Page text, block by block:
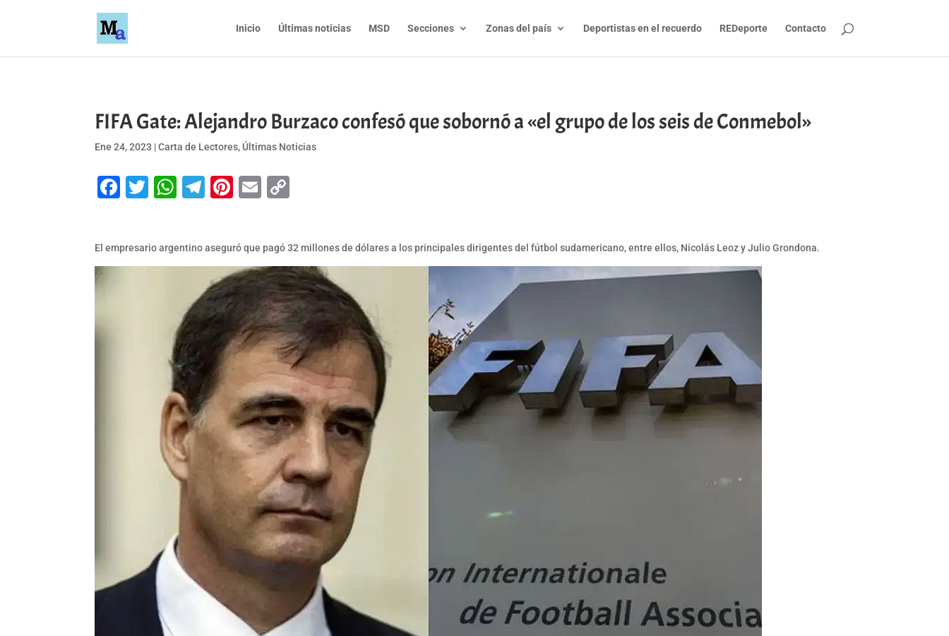
Inicio Últimas noticias MSD Secciones Zonas del país Deportistas en el recuerdo REDeporte Contacto
FIFA Gate: Alejandro Burzaco confesó que sobornó a «el grupo de los seis de Conmebol»
Ene 24, 2023 |Carta de Lectores, Últimas Noticias
Facebook
Twitter
WhatsApp
Telegram
Pinterest
Email
El empresario argentino aseguró que pagó 32 millones de dólares a los principales dirigentes del fútbol sudamericano, entre ellos, Nicolás Leoz y Julio Grondona.